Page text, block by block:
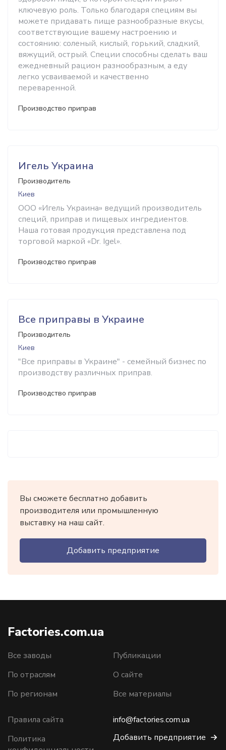
ключевую роль. Только благодаря специям вы
можете придавать пище разнообразные вкусы,
соответствующие вашему настроению и
состоянию: соленый, кислый, горький, сладкий,
вяжущий, острый. Специи способны сделать ваш
ежедневный рацион разнообразным, а еду
легко усваиваемой и качественно
переваренной.
Производство приправ
Игель Украина
Производитель
Киев
ООО «Игель Украина» ведущий производитель
специй, приправ и пищевых ингредиентов.
Наша готовая продукция представлена под
торговой маркой «Dr. Igel».
Производство приправ
Все приправы в Украине
Производитель
Киев
"Все приправы в Украине" - семейный бизнес по
производству различных приправ.
Производство приправ
Вы сможете бесплатно добавить
производителя или промышленную
выставку на наш сайт.
Добавить предприятие
Factories.com.ua
Все заводы
По отраслям
По регионам
Публикации
О сайте
Все материалы
Правила сайта
Политика
info@factories.com.ua
Добавить предприятие